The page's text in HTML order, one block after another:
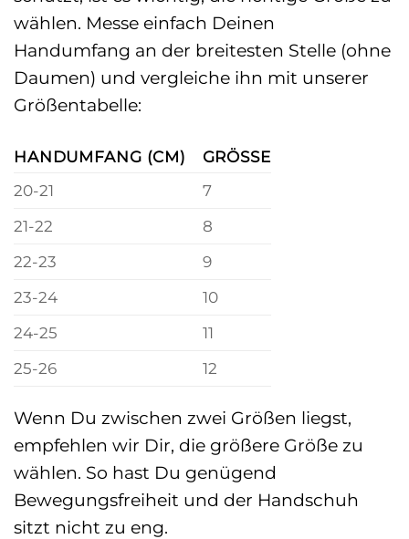
wählen. Messe einfach Deinen
Handumfang an der breitesten Stelle (ohne
Daumen) und vergleiche ihn mit unserer
Größentabelle:
HANDUMFANG (CM)
GRÖSSE
20-21
7
21-22
8
22-23
9
23-24
10
24-25
11
25-26
12
Wenn Du zwischen zwei Größen liegst,
empfehlen wir Dir, die größere Größe zu
wählen. So hast Du genügend
Bewegungsfreiheit und der Handschuh
sitzt nicht zu eng.